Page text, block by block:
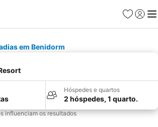
Favoritos
Iniciar
em Benidorm
Hóspedes e quartos
2 hóspedes, 1 quarto.
influenciam os resultados